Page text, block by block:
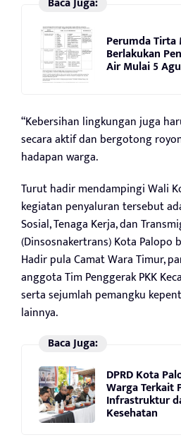
Perumda
Berlakukan
Air Mulai 5
“Kebersihan lingkungan juga
secara aktif dan bergotong
hadapan warga.
Turut hadir mendampingi Wali
kegiatan penyaluran tersebut
Sosial, Tenaga Kerja, dan
(Dinsosnakertrans) Kota Palopo
Hadir pula Camat Wara Timur,
anggota Tim Penggerak PKK
serta sejumlah pemangku
lainnya.
Baca Juga:
DPRD Kota
Warga Terkait
Infrastruktur
Kesehatan